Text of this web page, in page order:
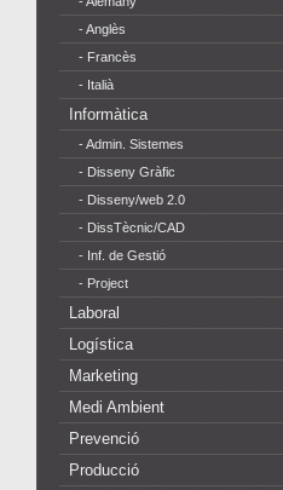
- Anglès
- Francès
- Italià
Informàtica
- Admin. Sistemes
- Disseny Gràfic
- Disseny/web 2.0
- DissTècnic/CAD
- Inf. de Gestió
- Project
Laboral
Logística
Marketing
Medi Ambient
Prevenció
Producció